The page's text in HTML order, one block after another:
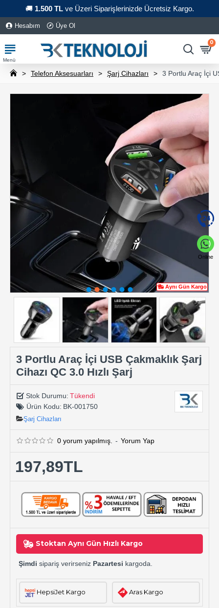
🚚 1.500 TLve Üzeri Siparişlerinizde Ücretsiz Kargo.
Hesabım Üye Ol
0
Telefon Aksesuarları Şarj Cihazları 3 Portlu Araç İçi
Aynı Gün Kargo
3 Portlu Araç İçi USB Çakmaklık Şarj
Cihazı QC 3.0 Hızlı Şarj
Stok Durumu: Tükendi
Ürün Kodu: BK-001750
Şarj Cihazları
0 yorum yapılmış. - Yorum Yap
197,89TL
Stoktan Aynı Gün Hızlı Kargo
Şimdi sipariş verirseniz Pazartesi kargoda.
HepsiJet Kargo Aras Kargo
Online